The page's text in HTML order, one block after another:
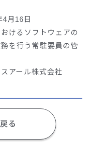
16日
るソフトウェアの
を行う常駐要員の管
ル株式会社
る